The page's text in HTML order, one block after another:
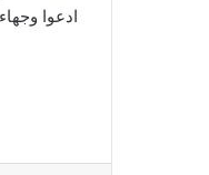
ادعوا